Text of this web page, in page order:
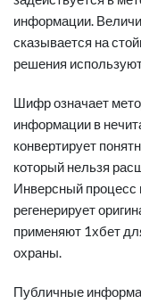
информации.
сказывается на
решения
Шифр означает
информации в
конвертирует
который нельзя
Инверсный
регенерирует
применяют 1хбет
охраны.
Публичные